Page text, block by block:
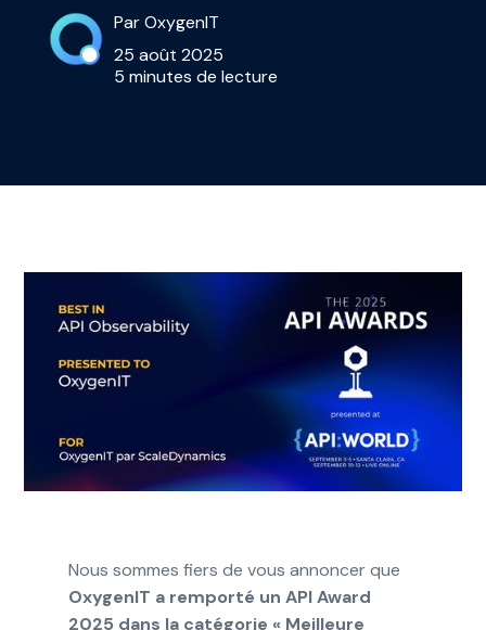
Par OxygenIT
25 août 2025
5 minutes de lecture
Nous sommes fiers de vous annoncer que
OxygenIT a remporté un API Award
2025 dans la catégorie « Meilleure